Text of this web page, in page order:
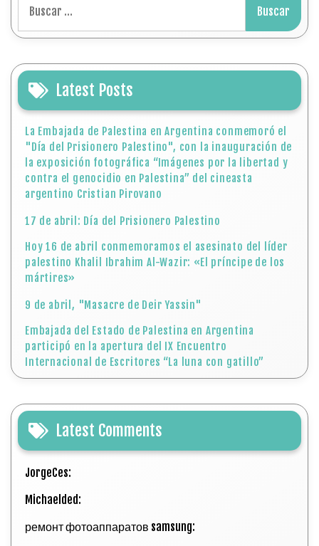
Latest Posts
La Embajada de Palestina en Argentina conmemoró el
"Día del Prisionero Palestino", con la inauguración de
la exposición fotográfica “Imágenes por la libertad y
contra el genocidio en Palestina” del cineasta
argentino Cristian Pirovano
17 de abril: Día del Prisionero Palestino
Hoy 16 de abril conmemoramos el asesinato del líder
palestino Khalil Ibrahim Al-Wazir: «El príncipe de los
mártires»
9 de abril, "Masacre de Deir Yassin"
Embajada del Estado de Palestina en Argentina
participó en la apertura del IX Encuentro
Internacional de Escritores “La luna con gatillo”
Latest Comments
JorgeCes:
Michaelded:
ремонт фотоаппаратов samsung: